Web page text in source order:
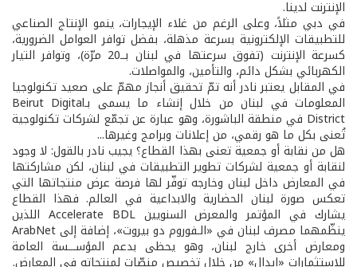
الإنترنت لدينا.
في دبي مثلاً، وعلى الرغم من غلاء الإيجارات، ينمو الإنتاج الصناعي
للتطبيقات الإلكترونية بسرعة مذهلة، بفضل توافر العوامل الضرورية،
كسرعة الإنترنت (تفوق سرعتها في لبنان بــ20 مرّة)، وتوافر التيار
الكهربائي بشكل دائم، والتأمين، والمواصلات.
في المقابل يعتبر نادر أنه تمّ تحقيق أنجاز مهمّ على صعيد تكنولوجيا
المعلومات في لبنان من خلال إنشاء ما يسمى بـBeirut Digital
District في منطقة الباشورة، وهو عبارة عن تجمّع لشركات تكنولوجية
تُعنى بكل ما هو رقمي، من إعلانات وبرامج وغيرها...
هل من نقابة أو جمعية تعنى بهذا القطاع؟ يجيب نادر بالقول: لا وجود
لنقابة أو جمعية لشركات تطوير التطبيقات في لبنان، لكن مشاركتها
في المعارض داخل لبنان وخارجه توفّر لها فرصة عرض منتجاتها التي
تعكس صورة لبنان الحضارية والابداعية في العالم. فهذا القطاع
يشارك في المؤتمر والمعرض السنويين Accelerate BDL اللذين
ينظّمهما مصرف لبنان في «الـفوروم دو بيروت»، إضافة إلى ArabNet
ومعارض أخرى خارج لبنان، وهو يحظى بدعم المؤســـسة العامة
للاستثمارات «إيدال» من خلال تخصيص منصّات لمنتجاته في المعارض.